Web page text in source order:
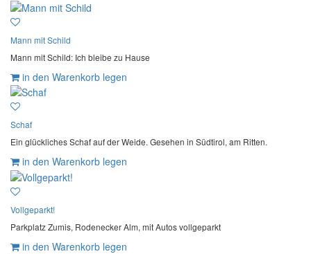
Mann mit Schild
Mann mit Schild: Ich bleibe zu Hause
in den Warenkorb legen
Schaf
Ein glückliches Schaf auf der Weide. Gesehen in Südtirol, am Ritten.
in den Warenkorb legen
Vollgeparkt!
Parkplatz Zumis, Rodenecker Alm, mit Autos vollgeparkt
in den Warenkorb legen